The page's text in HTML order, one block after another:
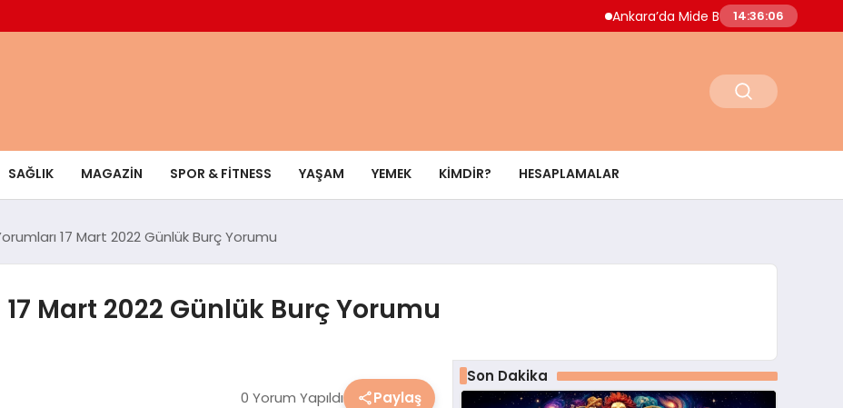
Ankara’da Mide Bulantısı Salgını Paniği
14:36:08
SAĞLIK MAGAZIN SPOR & FITNESS YAŞAM YEMEK KIMDIR? HESAPLAMALAR
17 Mart 2022 Günlük Burç Yorumu
Mart 2022 Günlük Burç Yorumu
0 Yorum Yapıldı Paylaş
Son Dakika